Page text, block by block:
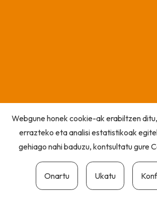
Webgune honek cookie-ak erabiltzen
errazteko eta analisi estatistikoak
gehiago nahi baduzu, kontsultatu gure
Onartu Ukatu